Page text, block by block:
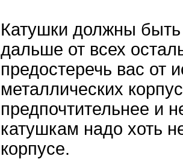
Катушки должны
дальше от всех
предостеречь вас от
металлических
предпочтительнее и
катушкам надо хоть
корпусе.